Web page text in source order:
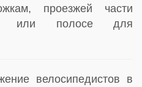
проезжей части
или полосе для
велосипедистов в